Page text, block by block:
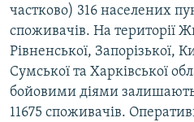
частково) 316 населених
споживачів. На території
Рівненської, Запорізької,
Сумської та Харківської
бойовими діями
11675 споживачів.